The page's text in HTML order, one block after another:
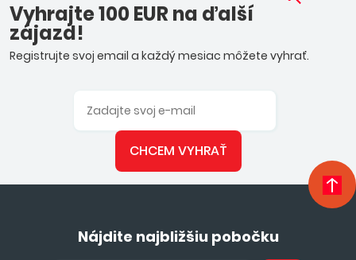
Vyhrajte 100 EUR na ďalší
zájazd!
Registrujte svoj email a každý mesiac môžete vyhrať.
CHCEM VYHRAŤ
Nájdite najbližšiu pobočku